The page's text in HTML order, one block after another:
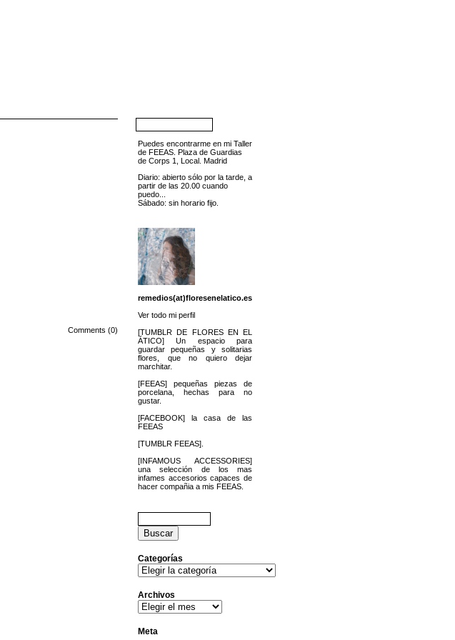
Comments (0)
Puedes encontrarme en mi Taller
de FEEAS. Plaza de Guardias
de Corps 1, Local. Madrid
Diario: abierto sólo por la tarde, a
partir de las 20.00 cuando
puedo...
Sábado: sin horario fijo.
remedios(at)floresenelatico.es
Ver todo mi perfil
[TUMBLR DE FLORES EN EL
ÁTICO] Un espacio para
guardar pequeñas y solitarias
flores, que no quiero dejar
marchitar.
[FEEAS] pequeñas piezas de
porcelana, hechas para no
gustar.
[FACEBOOK] la casa de las
FEEAS
[TUMBLR FEEAS].
[INFAMOUS ACCESSORIES]
una selección de los mas
infames accesorios capaces de
hacer compañia a mis FEEAS.
Buscar:
Categorías
Categorías
Archivos
Archivos
Meta